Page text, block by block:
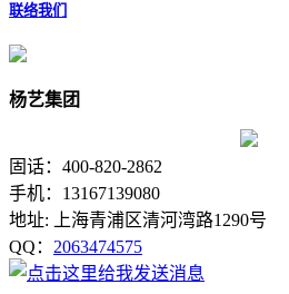
联络我们
杨艺集团
固话：400-820-2862
手机：13167139080
地址: 上海青浦区清河湾路1290号
QQ： 2063474575